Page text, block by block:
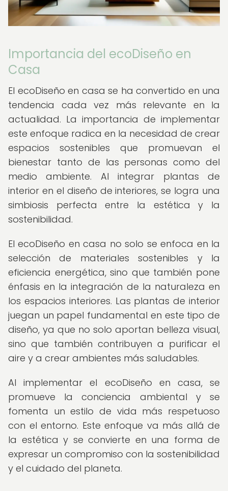
Importancia del ecoDiseño en
Casa
El ecoDiseño en casa se ha convertido en una
tendencia cada vez más relevante en la
actualidad. La importancia de implementar
este enfoque radica en la necesidad de crear
espacios sostenibles que promuevan el
bienestar tanto de las personas como del
medio ambiente. Al integrar plantas de
interior en el diseño de interiores, se logra una
simbiosis perfecta entre la estética y la
sostenibilidad.
El ecoDiseño en casa no solo se enfoca en la
selección de materiales sostenibles y la
eficiencia energética, sino que también pone
énfasis en la integración de la naturaleza en
los espacios interiores. Las plantas de interior
juegan un papel fundamental en este tipo de
diseño, ya que no solo aportan belleza visual,
sino que también contribuyen a purificar el
aire y a crear ambientes más saludables.
Al implementar el ecoDiseño en casa, se
promueve la conciencia ambiental y se
fomenta un estilo de vida más respetuoso
con el entorno. Este enfoque va más allá de
la estética y se convierte en una forma de
expresar un compromiso con la sostenibilidad
y el cuidado del planeta.